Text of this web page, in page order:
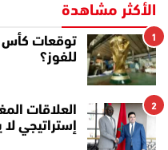
الأكثر مشاهدة
1
توقعات كأس
للفوز؟
2
العلاقات
إستراتيجي